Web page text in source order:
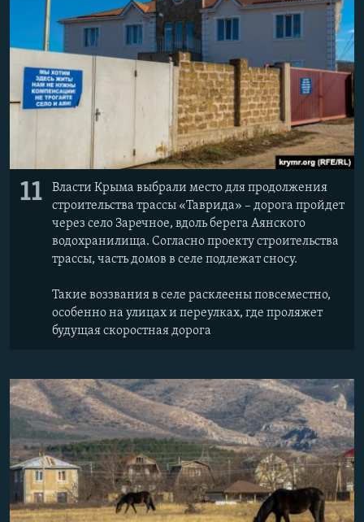
11
Власти Крыма выбрали место для продолжения
строительства трассы «Таврида» – дорога пройдет
через село Заречное, вдоль берега Аянского
водохранилища. Согласно проекту строительства
трассы, часть домов в селе подлежат сносу.
Такие воззвания в селе расклеены повсеместно,
особенно на улицах и переулках, где проляжет
будущая скоростная дорога